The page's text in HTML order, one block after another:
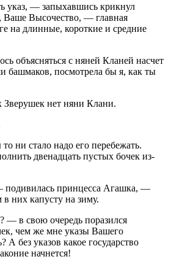
указ, — запыхавшись крикнул
Высочество, — главная
на длинные, короткие и средние
объясняться с няней Кланей насчет
башмаков, посмотрела бы я, как ты
нет няни Клани.
ни стало надо его перебежать.
двенадцать пустых бочек из-
подивилась принцесса Агашка, —
них капусту на зиму.
— в свою очередь поразился
чем же мне указы Вашего
А без указов какое государство
начнется!